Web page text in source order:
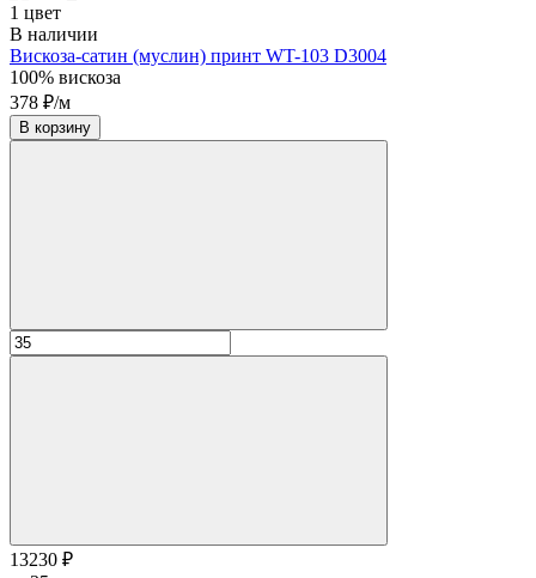
1 цвет
В наличии
Вискоза-сатин (муслин) принт WT-103 D3004
100% вискоза
378 ₽/м
В корзину
13230 ₽